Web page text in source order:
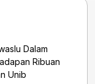
Dalam
Ribuan
Unib